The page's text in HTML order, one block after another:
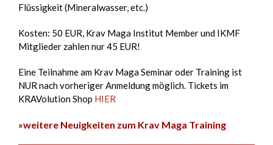
Flüssigkeit (Mineralwasser, etc.)
Kosten: 50 EUR, Krav Maga Institut Member und IKMF
Mitglieder zahlen nur 45 EUR!
Eine Teilnahme am Krav Maga Seminar oder Training ist
NUR nach vorheriger Anmeldung möglich. Tickets im
KRAVolution Shop HIER
»weitere Neuigkeiten zum Krav Maga Training